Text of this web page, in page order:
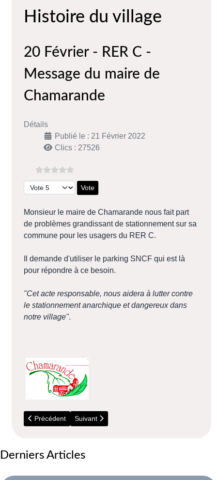
Histoire du village
20 Février - RER C -
Message du maire de
Chamarande
Détails
Publié le : 21 Février 2022
Clics : 27526
Veuillez voter
Monsieur le maire de Chamarande nous fait part
de problèmes grandissant de stationnement sur sa
commune pour les usagers du RER C.
Il demande d'utiliser le parking SNCF qui est là
pour répondre à ce besoin.
"Cet acte responsable, nous aidera à lutter contre
le stationnement anarchique et dangereux dans
notre village".
Article précédent : 18 au 20 Septembre - Festival
Précédent Article suivant : 2016 - Recrutement Police
Suivant
Derniers Articles